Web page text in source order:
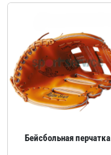
Бейсбольная перчатка